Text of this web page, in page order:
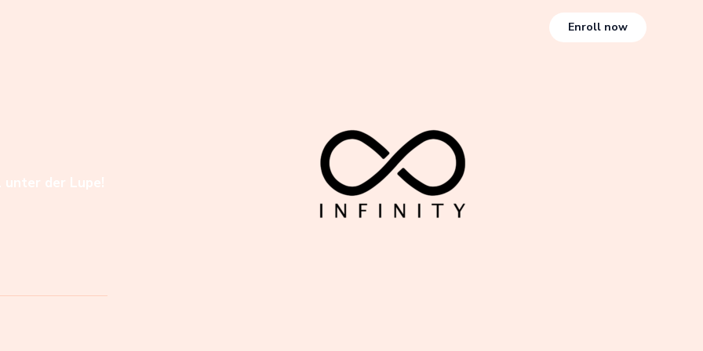
Enroll now
unter der Lupe!